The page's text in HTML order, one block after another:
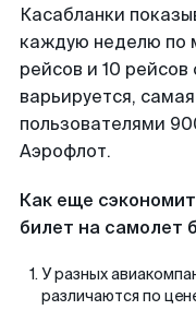
Касабланки
каждую неделю по
рейсов и 10
варьируется,
пользователями
Аэрофлот.
Как еще
билет на самолет
У разных
различаются по